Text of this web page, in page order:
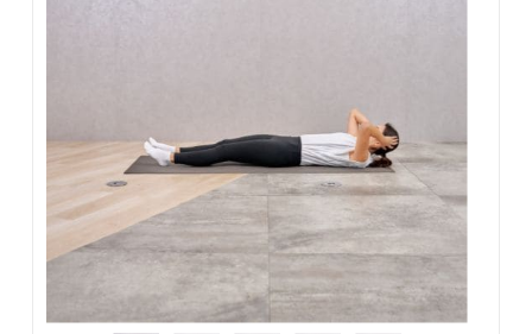
床にヨガマットを敷き、30秒キープを目安に実施しました。
ひざをついているため余裕があると思っていましたが、開始
10秒ほどで腹部の奥がじわじわと緊張してくる感覚があり
ました。
とくに疲れてくると、無意識に腰が反ってしまい、そのタイ
ミングで腹部への効きが弱くなるのを感じました。呼吸を止
めてしまうと姿勢が崩れやすく、呼吸とフォームの維持が難